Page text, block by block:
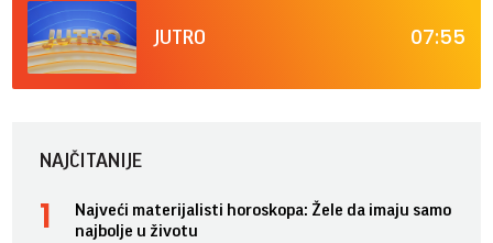
JUTRO 07:55
NAJČITANIJE
Najveći materijalisti horoskopa: Žele da imaju samo
najbolje u životu